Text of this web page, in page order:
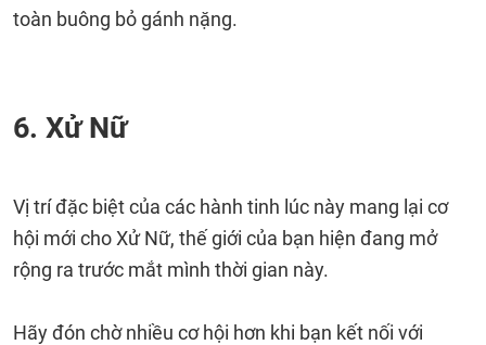
toàn buông bỏ gánh nặng.
6. Xử Nữ
Vị trí đặc biệt của các hành tinh lúc này mang lại cơ
hội mới cho Xử Nữ, thế giới của bạn hiện đang mở
rộng ra trước mắt mình thời gian này.
Hãy đón chờ nhiều cơ hội hơn khi bạn kết nối với